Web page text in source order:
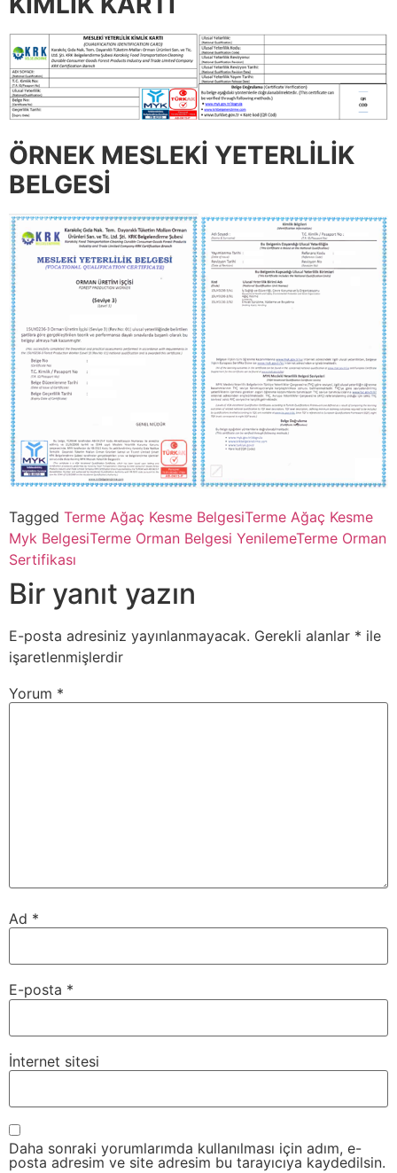
ÖRNEK MESLEKİ YETERLİLİK
BELGESİ
Tagged Terme Ağaç Kesme BelgesiTerme Ağaç Kesme
Myk BelgesiTerme Orman Belgesi YenilemeTerme Orman
Sertifikası
Bir yanıt yazın
E-posta adresiniz yayınlanmayacak. Gerekli alanlar * ile
işaretlenmişlerdir
Yorum *
Ad *
E-posta *
İnternet sitesi
Daha sonraki yorumlarımda kullanılması için adım, e-
posta adresim ve site adresim bu tarayıcıya kaydedilsin.